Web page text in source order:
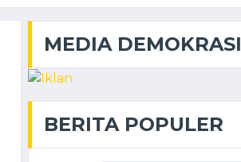
MEDIA DEMOKRASI
BERITA POPULER